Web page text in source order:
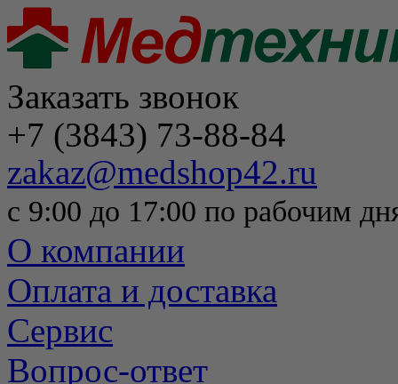
Заказать звонок
+7 (3843) 73-88-84
zakaz@medshop42.ru
с 9:00 до 17:00 по рабочим
О компании
Оплата и доставка
Сервис
Вопрос-ответ